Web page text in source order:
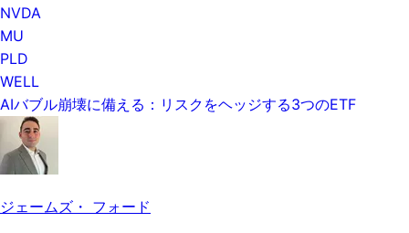
NVDA
MU
PLD
WELL
AIバブル崩壊に備える：リスクをヘッジする3つのETF
ジェームズ・ フォード